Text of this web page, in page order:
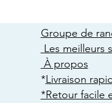
Groupe de
Les meilleurs
À propos
​*Livraison
*Retour facile